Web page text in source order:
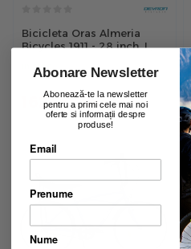
Bicicleta Oras Almeria
Bicycles 1911 - 28 inch, L,
in stoc
162500 lei
Abonare Newsletter
Abonează-te la newsletter
pentru a primi cele mai noi
oferte si informații despre
produse!
Email
Prenume
Nume